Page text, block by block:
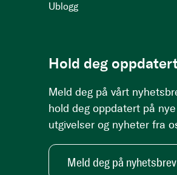
Ublogg
Hold deg
Meld deg på vårt
hold deg oppdatert på nye
utgivelser og nyheter fra
Meld deg på nyhetsbrev